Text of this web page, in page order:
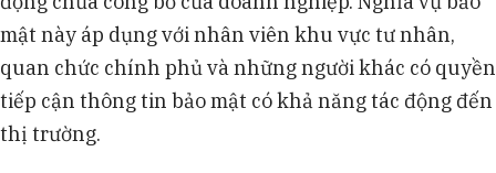
mật này áp dụng với nhân viên khu vực tư nhân,
quan chức chính phủ và những người khác có quyền
tiếp cận thông tin bảo mật có khả năng tác động đến
thị trường.